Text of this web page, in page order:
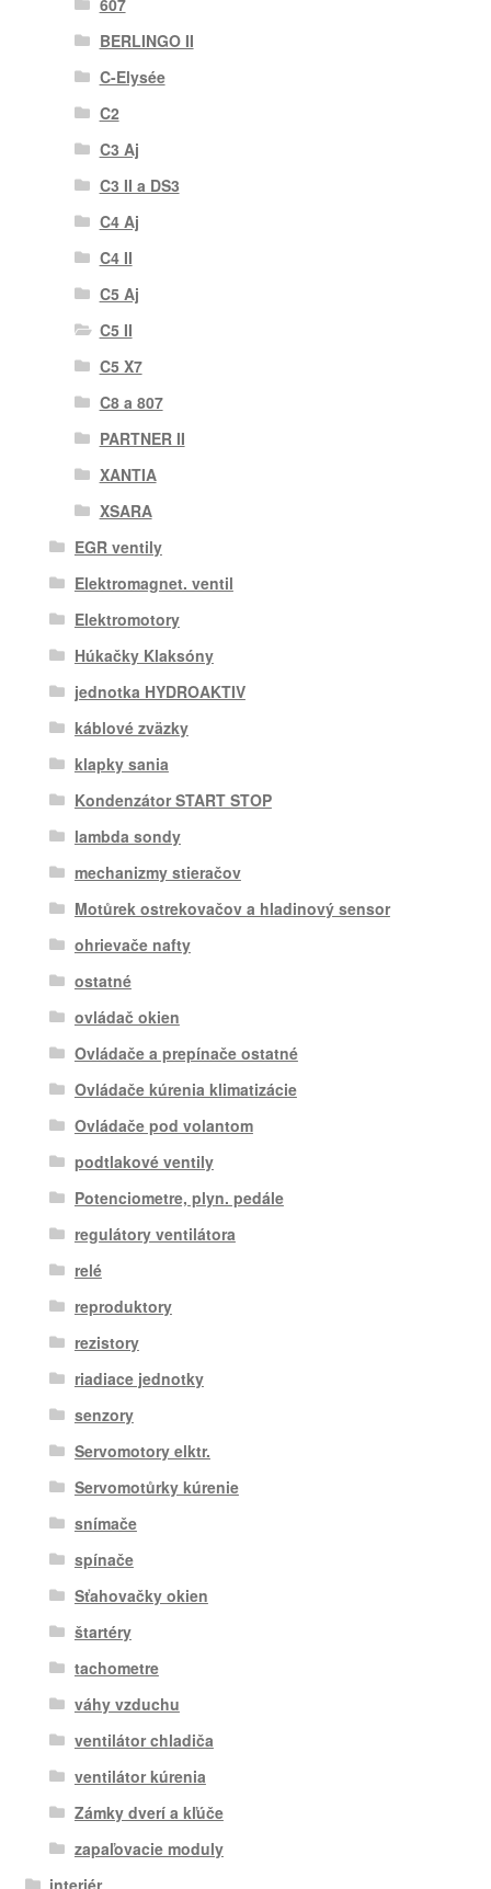
607
BERLINGO II
C-Elysée
C2
C3 Aj
C3 II a DS3
C4 Aj
C4 II
C5 Aj
C5 II
C5 X7
C8 a 807
PARTNER II
XANTIA
XSARA
EGR ventily
Elektromagnet. ventil
Elektromotory
Húkačky Klaksóny
jednotka HYDROAKTIV
káblové zväzky
klapky sania
Kondenzátor START STOP
lambda sondy
mechanizmy stieračov
Motůrek ostrekovačov a hladinový sensor
ohrievače nafty
ostatné
ovládač okien
Ovládače a prepínače ostatné
Ovládače kúrenia klimatizácie
Ovládače pod volantom
podtlakové ventily
Potenciometre, plyn. pedále
regulátory ventilátora
relé
reproduktory
rezistory
riadiace jednotky
senzory
Servomotory elktr.
Servomotůrky kúrenie
snímače
spínače
Sťahovačky okien
štartéry
tachometre
váhy vzduchu
ventilátor chladiča
ventilátor kúrenia
Zámky dverí a kľúče
zapaľovacie moduly